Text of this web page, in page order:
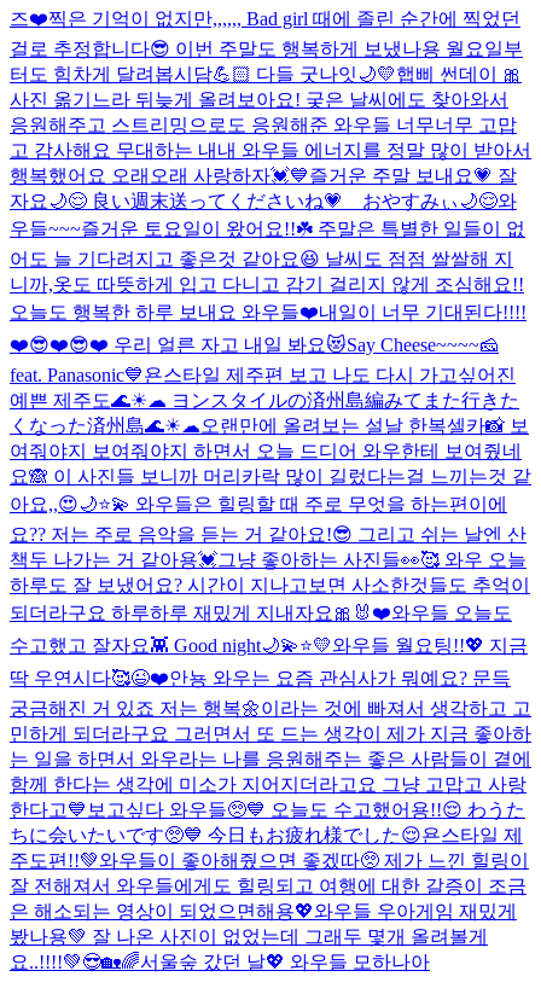
즈❤️찍은 기억이 없지만,,,,,, Bad girl 때에 졸린 순간에 찍었던
걸로 추정합니다😎 이번 주말도 행복하게 보냈나용 월요일부
터도 힘차게 달려봅시담💪🏻 다들 굿나잇🌙💛햅삐 썬데이 🎀
사진 옮기느라 뒤늦게 올려보아요! 궂은 날씨에도 찾아와서
응원해주고 스트리밍으로도 응원해준 와우들 너무너무 고맙
고 감사해요 무대하는 내내 와우들 에너지를 정말 많이 받아서
행복했어요 오래오래 사랑하자💓💙즐거운 주말 보내요💗 잘
자요🌙😌 良い週末送ってくださいね💗 おやすみぃ🌙😌와
우들~~~즐거운 토요일이 왔어요!!☘️ 주말은 특별한 일들이 없
어도 늘 기다려지고 좋은것 같아요😆 날씨도 점점 쌀쌀해 지
니까,옷도 따뜻하게 입고 다니고 감기 걸리지 않게 조심해요!!
오늘도 행복한 하루 보내요 와우들❤️내일이 너무 기대된다!!!!
❤️😎❤️😎❤️ 우리 얼른 자고 내일 봐요😻Say Cheese~~~~🧀
feat. Panasonic💙욘스타일 제주편 보고 나도 다시 가고싶어진
예쁜 제주도🌊☀︎☁︎ ヨンスタイルの済州島編みてまた行きた
くなった済州島🌊☀︎☁︎오랜만에 올려보는 설날 한복셀카📸 보
여줘야지 보여줘야지 하면서 오늘 드디어 와우한테 보여줬네
요🙈 이 사진들 보니까 머리카락 많이 길렀다는걸 느끼는것 같
아요,,😍🌙⭐️💫 와우들은 힐링할 때 주로 무엇을 하는편이에
요?? 저는 주로 음악을 듣는 거 같아요!😎 그리고 쉬는 날엔 산
책두 나가는 거 같아용💓그냥 좋아하는 사진들👀🥰 와우 오늘
하루도 잘 보냈어요? 시간이 지나고보면 사소한것들도 추억이
되더라구요 하루하루 재밌게 지내자요🎀🐰❤️와우들 오늘도
수고했고 잘자요👾 Good night🌙💫⭐️💛와우들 월요팅!!💖 지금
딱 우연시다🥰😉❤️안뇽 와우는 요즘 관심사가 뭐예요? 문득
궁금해진 거 있죠 저는 행복🌼이라는 것에 빠져서 생각하고 고
민하게 되더라구요 그러면서 또 드는 생각이 제가 지금 좋아하
는 일을 하면서 와우라는 나를 응원해주는 좋은 사람들이 곁에
함께 한다는 생각에 미소가 지어지더라고요 그냥 고맙고 사랑
한다고💙 보고싶다 와우들🥺💙 오늘도 수고했어용!!😌 わうた
ちに会いたいです🥺💙 今日もお疲れ様でした😌욘스타일 제
주도편!!💚와우들이 좋아해줬으면 좋겠따🥺 제가 느낀 힐링이
잘 전해져서 와우들에게도 힐링되고 여행에 대한 갈증이 조금
은 해소되는 영상이 되었으면해용💖와우들 우아게임 재밌게
봤나용💚 잘 나온 사진이 없었는데 그래두 몇개 올려볼게
요..!!!!💚😎🏡🌈서울숲 갔던 날💖 와우들 모하나아